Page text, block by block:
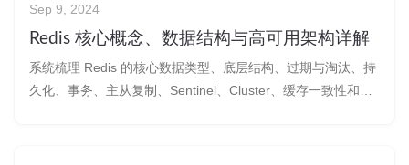
Sep 9, 2024
Redis 核心概念、数据结构与高可用架构详解
系统梳理 Redis 的核心数据类型、底层结构、过期与淘汰、持
久化、事务、主从复制、Sentinel、Cluster、缓存一致性和分